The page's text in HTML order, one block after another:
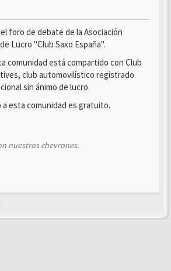
foro de debate de la Asociación
Lucro "Club Saxo España".
comunidad está compartido con Club
club automovilístico registrado
sin ánimo de lucro.
a esta comunidad es gratuito.
nuestros chevrones.